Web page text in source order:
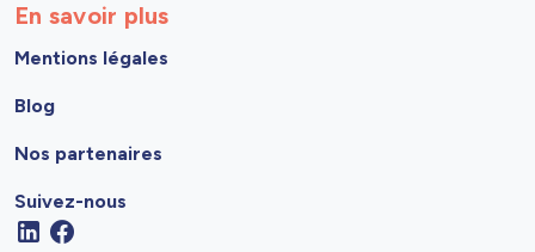
En savoir plus
Mentions légales
Blog
Nos partenaires
Suivez-nous